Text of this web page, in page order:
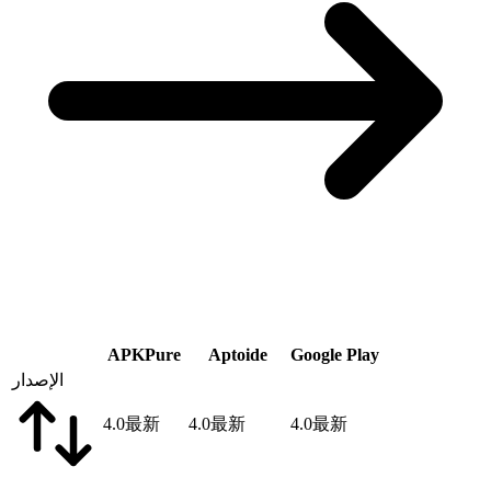
APKPure Aptoide
Google Play
الإصدار
4.0最新 4.0最新 4.0最新